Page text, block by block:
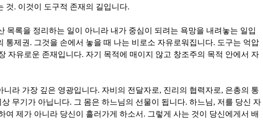
것. 이것이 도구적 존재의 길입니다.
목록을 정리하는 일이 아니라 내가 중심이 되려는 욕망을 내려놓는 일입
통제권 . 그것을 손에서 놓을 때 나는 비로소 자유로워집니다. 도구는 억압
자유로운 존재입니다. 자기 목적에 매이지 않고 창조주의 목적 안에서 자
니라 가장 깊은 영광입니다. 자비의 전달자로, 진리의 협력자로, 은총의 통
상 무기가 아닙니다. 그 몸은 하느님의 선물이 됩니다. 하느님, 저를 당신 자
여 제가 아니라 당신이 흘러가게 하소서 . 그렇게 사는 것이 당신에게서 배